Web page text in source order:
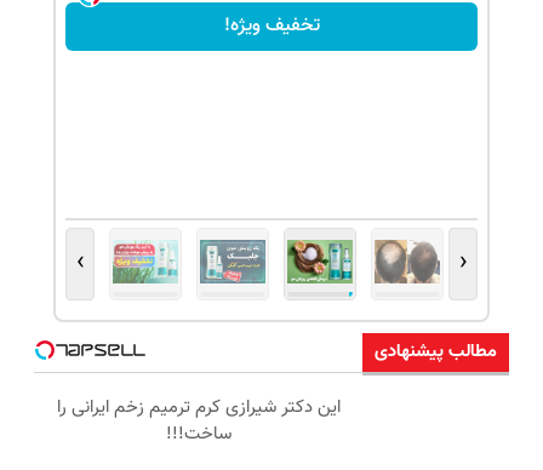
تخفیف ویژه!
‹
›
مطالب پیشنهادی
این دکتر شیرازی کرم ترمیم زخم ایرانی را
ساخت!!!